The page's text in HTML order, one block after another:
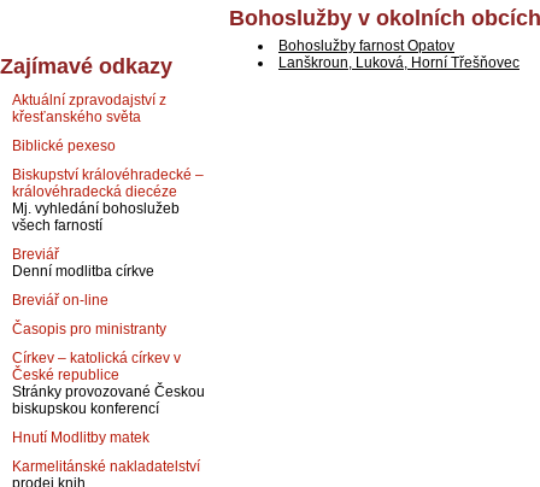
Bohoslužby v okolních obcích
Bohoslužby farnost Opatov
Lanškroun, Luková, Horní Třešňovec
Zajímavé odkazy
Aktuální zpravodajství z
křesťanského světa
Biblické pexeso
Biskupství královéhradecké –
královéhradecká diecéze
Mj. vyhledání bohoslužeb
všech farností
Breviář
Denní modlitba církve
Breviář on-line
Časopis pro ministranty
Církev – katolická církev v
České republice
Stránky provozované Českou
biskupskou konferencí
Hnutí Modlitby matek
Karmelitánské nakladatelství